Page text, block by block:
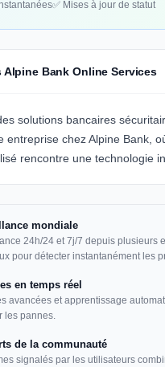
✅ Mises à jour de statut
Alpine Bank Online Services
solutions bancaires
entreprise chezAlpine Bank,
rencontre une technologie
mondiale
24h/24 et 7j/7 depuis plusieurs
pour détecter instantanément les
en temps réel
avancées et apprentissage
les pannes.
de la communauté
signalés par les utilisateurs